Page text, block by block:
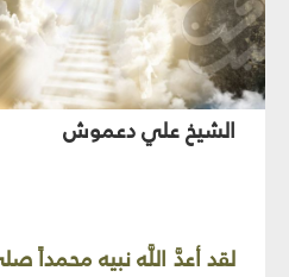
الشيخ علي دعموش‏
لقد أعدَّ اللَّه نبيه محمداً